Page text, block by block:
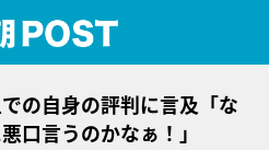
の自身の評判に言及「な
口言うのかなぁ！」